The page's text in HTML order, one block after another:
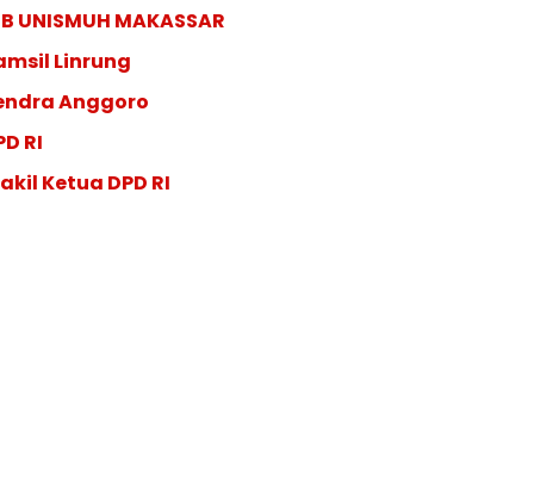
UNISMUH MAKASSAR
Linrung
Anggoro
RI
Ketua DPD RI